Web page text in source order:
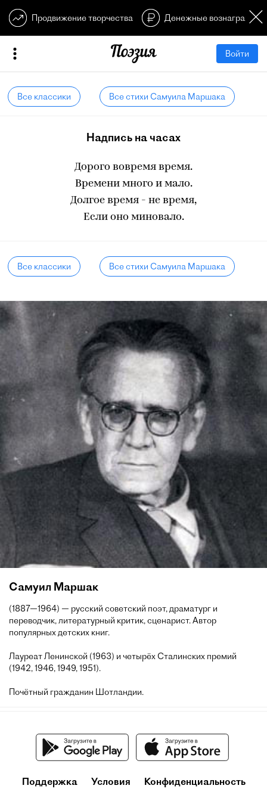
Продвижение творчества Денежные
Войти
Все классики Все стихи Самуила Маршака
Надпись на часах
Дорого вовремя время.
Времени много и мало.
Долгое время - не время,
Если оно миновало.
Все классики Все стихи Самуила Маршака
Самуил Маршак
(1887—1964) — русский советский поэт, драматург и
переводчик, литературный критик, сценарист. Автор
популярных детских книг.
Лауреат Ленинской (1963) и четырёх Сталинских премий
(1942, 1946, 1949, 1951).
Почётный гражданин Шотландии.
Поддержка Условия Конфиденциальность